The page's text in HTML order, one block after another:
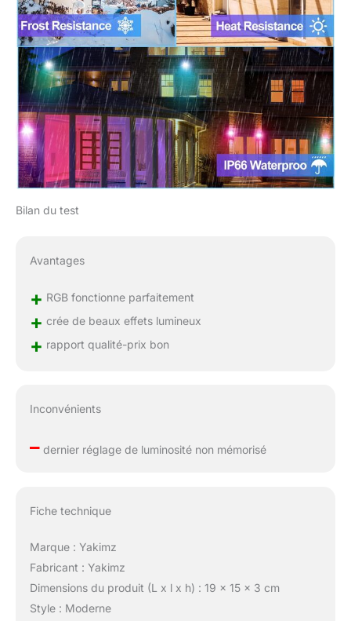
Bilan du test
Avantages
+ RGB fonctionne parfaitement
+ crée de beaux effets lumineux
+ rapport qualité-prix bon
Inconvénients
–dernier réglage de luminosité non mémorisé
Fiche technique
Marque : Yakimz
Fabricant : Yakimz
Dimensions du produit (L x l x h) : 19 x 15 x 3 cm
Style : Moderne